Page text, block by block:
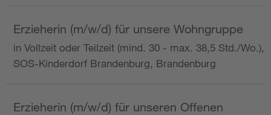
Erzieherin (m/w/d) für unsere Wohngruppe
in Vollzeit oder Teilzeit (mind. 30 - max. 38,5 Std./Wo.),
SOS-Kinderdorf Brandenburg, Brandenburg
Erzieherin (m/w/d) für unseren Offenen